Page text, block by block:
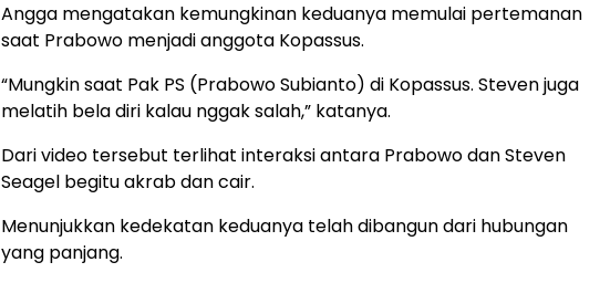
Angga mengatakan kemungkinan keduanya memulai pertemanan
saat Prabowo menjadi anggota Kopassus.
“Mungkin saat Pak PS (Prabowo Subianto) di Kopassus. Steven juga
melatih bela diri kalau nggak salah,” katanya.
Dari video tersebut terlihat interaksi antara Prabowo dan Steven
Seagel begitu akrab dan cair.
Menunjukkan kedekatan keduanya telah dibangun dari hubungan
yang panjang.